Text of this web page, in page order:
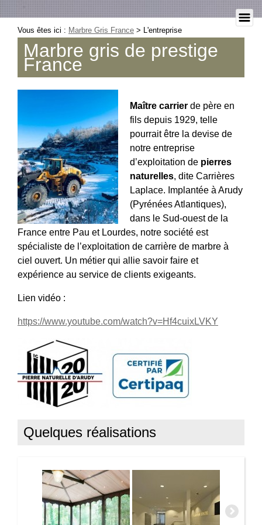
Vous êtes ici : Marbre Gris France > L'entreprise
Marbre gris de prestige
France
Maître carrier de père en
fils depuis 1929, telle
pourrait être la devise de
notre entreprise
d’exploitation de pierres
naturelles, dite Carrières
Laplace. Implantée à Arudy
(Pyrénées Atlantiques),
dans le Sud-ouest de la
France entre Pau et Lourdes, notre société est
spécialiste de l’exploitation de carrière de marbre à
ciel ouvert. Un métier qui allie savoir faire et
expérience au service de clients exigeants.
Lien vidéo :
https://www.youtube.com/watch?v=Hf4cuixLVKY
Quelques réalisations